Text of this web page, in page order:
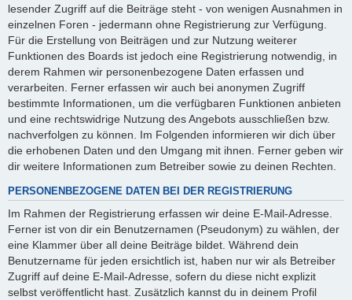
lesender Zugriff auf die Beiträge steht - von wenigen Ausnahmen in
einzelnen Foren - jedermann ohne Registrierung zur Verfügung.
Für die Erstellung von Beiträgen und zur Nutzung weiterer
Funktionen des Boards ist jedoch eine Registrierung notwendig, in
derem Rahmen wir personenbezogene Daten erfassen und
verarbeiten. Ferner erfassen wir auch bei anonymen Zugriff
bestimmte Informationen, um die verfügbaren Funktionen anbieten
und eine rechtswidrige Nutzung des Angebots ausschließen bzw.
nachverfolgen zu können. Im Folgenden informieren wir dich über
die erhobenen Daten und den Umgang mit ihnen. Ferner geben wir
dir weitere Informationen zum Betreiber sowie zu deinen Rechten.
PERSONENBEZOGENE DATEN BEI DER REGISTRIERUNG
Im Rahmen der Registrierung erfassen wir deine E-Mail-Adresse.
Ferner ist von dir ein Benutzernamen (Pseudonym) zu wählen, der
eine Klammer über all deine Beiträge bildet. Während dein
Benutzername für jeden ersichtlich ist, haben nur wir als Betreiber
Zugriff auf deine E-Mail-Adresse, sofern du diese nicht explizit
selbst veröffentlicht hast. Zusätzlich kannst du in deinem Profil